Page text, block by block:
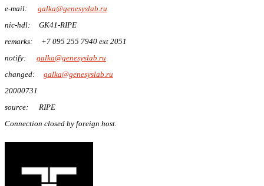
e-mail: galka@genesyslab.ru
nic-hdl: GK41-RIPE
remarks: +7 095 255 7940 ext 2051
notify: galka@genesyslab.ru
changed: galka@genesyslab.ru
20000731
source: RIPE
Connection closed by foreign host.